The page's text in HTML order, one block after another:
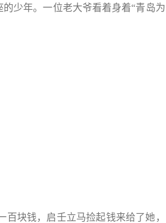
少年。一位老大爷看着身着“青岛为
块钱，启壬立马捡起钱来给了她，